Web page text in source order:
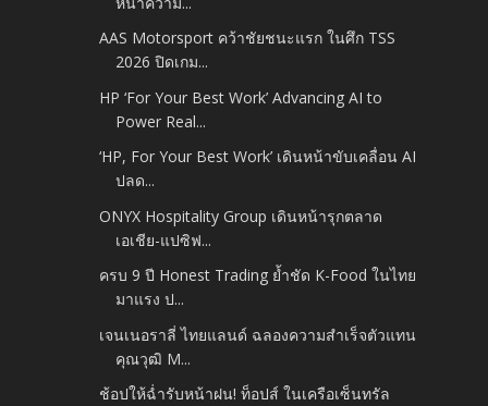
AAS Motorsport คว้าชัยชนะแรก ในศึก TSS
2026 ปิดเกม...
HP ‘For Your Best Work’ Advancing AI to
Power Real...
‘HP, For Your Best Work’ เดินหน้าขับเคลื่อน AI
ปลด...
ONYX Hospitality Group เดินหน้ารุกตลาด
เอเชีย-แปซิฟ...
ครบ 9 ปี Honest Trading ย้ำชัด K-Food ในไทย
มาแรง ป...
เจนเนอราลี่ ไทยแลนด์ ฉลองความสำเร็จตัวแทน
คุณวุฒิ M...
ช้อปให้ฉ่ำรับหน้าฝน! ท็อปส์ ในเครือเซ็นทรัล